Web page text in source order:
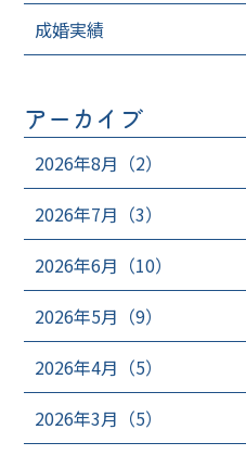
成婚実績
アーカイブ
2026年8月（2）
2026年7月（3）
2026年6月（10）
2026年5月（9）
2026年4月（5）
2026年3月（5）